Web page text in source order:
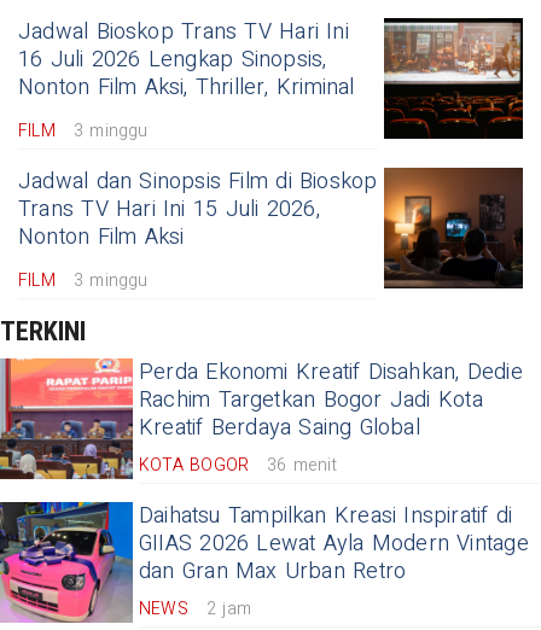
Jadwal Bioskop Trans TV Hari Ini
16 Juli 2026 Lengkap Sinopsis,
Nonton Film Aksi, Thriller, Kriminal
FILM 3 minggu
Jadwal dan Sinopsis Film di Bioskop
Trans TV Hari Ini 15 Juli 2026,
Nonton Film Aksi
FILM 3 minggu
TERKINI
Perda Ekonomi Kreatif Disahkan, Dedie
Rachim Targetkan Bogor Jadi Kota
Kreatif Berdaya Saing Global
KOTA BOGOR 36 menit
Daihatsu Tampilkan Kreasi Inspiratif di
GIIAS 2026 Lewat Ayla Modern Vintage
dan Gran Max Urban Retro
NEWS 2 jam